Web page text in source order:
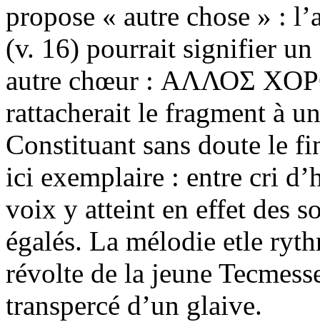
propose « autre chose » :
(v. 16) pourrait signifier un
autre chœur : ΑΛΛΟΣ
rattacherait le fragment à
Constituant sans doute le
ici exemplaire : entre cri
voix y atteint en effet des
égalés. La mélodie etle
révolte de la jeune
transpercé d’un glaive.